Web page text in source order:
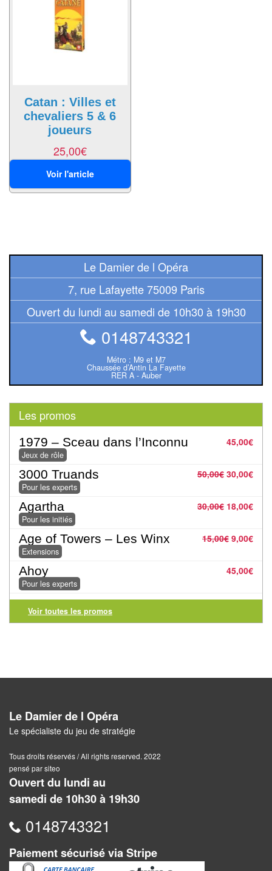
français
Jeux
de
Classiques
Pour
la
famille
Pour
les
initiés
Pour
les
experts
En
solitaire
Pour
Gestion
Escape
Game
/
Enquête
Jeux
évolutifs
Catan : Villes et
chevaliers 5 & 6
joueurs
25,00€
Voir l'article
Le Damier de l Opéra
7, rue Lafayette 75009 Paris
Ouvert du lundi au samedi de 10h30 à 19h30
0148743321
Métro : M9 et M7
Chaussée d’Antin La Fayette
RER A - Auber
Les promos
45,00€
1979 – Sceau dans l’Inconnu
Jeux de rôle
50,00€ 30,00€
3000 Truands
Pour les experts
30,00€ 18,00€
Agartha
Pour les initiés
15,00€ 9,00€
Age of Towers – Les Winx
Extensions
45,00€
Ahoy
Pour les experts
Voir toutes les promos
Le Damier de l Opéra
Le spécialiste du jeu de stratégie
Tous droits réservés / All rights reserved. 2022
pensé par siteo
Ouvert du lundi au
samedi de 10h30 à 19h30
0148743321
Paiement sécurisé via Stripe